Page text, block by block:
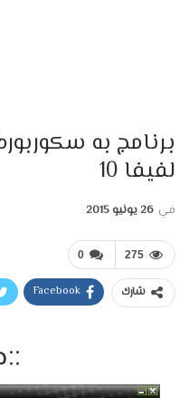
برنامج به
لفيفا 10
في 26 يونيو 2015
0 275
شارك Facebook